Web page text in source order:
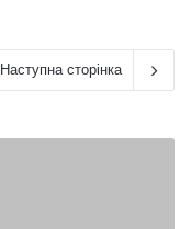
Наступна сторінка